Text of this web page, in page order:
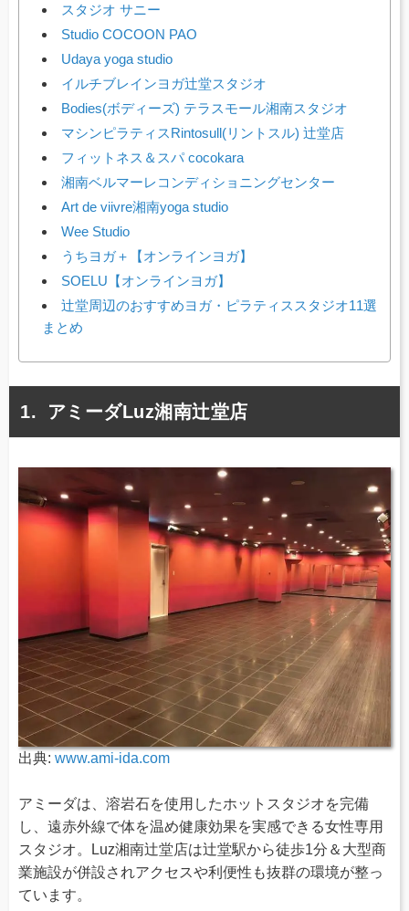
スタジオ サニー
Studio COCOON PAO
Udaya yoga studio
イルチブレインヨガ辻堂スタジオ
Bodies(ボディーズ) テラスモール湘南スタジオ
マシンピラティスRintosull(リントスル) 辻堂店
フィットネス＆スパ cocokara
湘南ベルマーレコンディショニングセンター
Art de viivre湘南yoga studio
Wee Studio
うちヨガ＋【オンラインヨガ】
SOELU【オンラインヨガ】
辻堂周辺のおすすめヨガ・ピラティススタジオ11選
まとめ
アミーダLuz湘南辻堂店
出典: www.ami-ida.com
アミーダは、溶岩石を使用したホットスタジオを完備
し、遠赤外線で体を温め健康効果を実感できる女性専用
スタジオ。Luz湘南辻堂店は辻堂駅から徒歩1分＆大型商
業施設が併設されアクセスや利便性も抜群の環境が整っ
ています。